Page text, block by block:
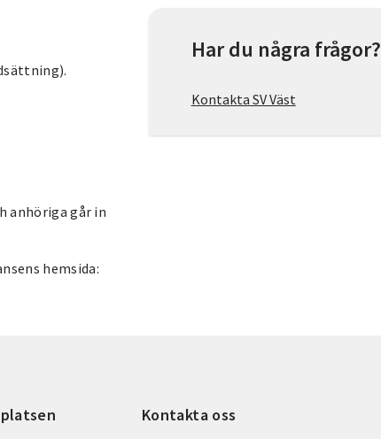
anhöriga går in
hemsida:
Har du några frågor?
Kontakta SV Väst
Kontakta oss